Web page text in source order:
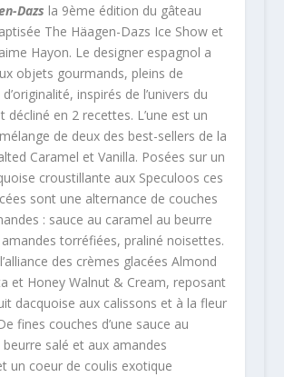
Dazs la 9ème édition du gâteau
The Häagen-Dazs Ice Show et
Hayon. Le designer espagnol a
objets gourmands, pleins de
inspirés de l’univers du
décliné en 2 recettes. L’une est un
de deux des best-sellers de la
Caramel et Vanilla. Posées sur un
croustillante aux Speculoos ces
sont une alternance de couches
: sauce au caramel au beurre
torréfiées, praliné noisettes.
des crèmes glacées Almond
et Honey Walnut & Cream, reposant
dacquoise aux calissons et à la fleur
fines couches d’une sauce au
salé et aux amandes
un coeur de coulis exotique